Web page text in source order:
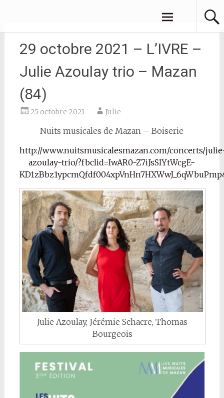
contenu
principal29 octobre 2021 – L’IVRE –
Julie Azoulay trio – Mazan
(84)
25 octobre 2021 Julie
Nuits musicales de Mazan – Boiserie
http://www.nuitsmusicalesmazan.com/concerts/
azoulay-trio/?fbclid=IwAR0-Z7iJsSlYtWcgE-
Julie Azoulay, Jérémie Schacre, Thomas
Bourgeois